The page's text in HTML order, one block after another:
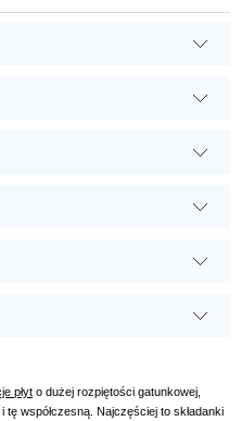
płyt o dużej rozpiętości gatunkowej,
współczesną. Najczęściej to składanki